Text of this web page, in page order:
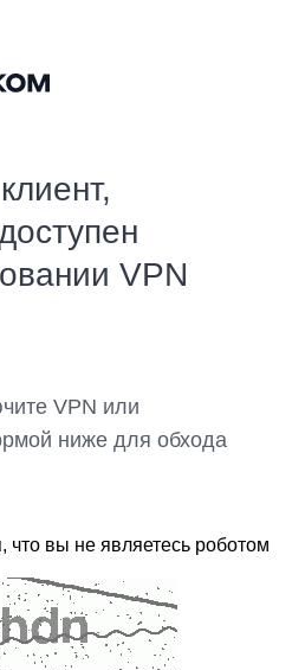
VPN
VPN или
ниже для обхода
что вы не являетесь роботом